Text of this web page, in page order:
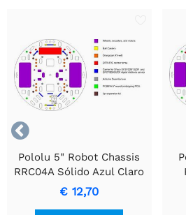

Pololu 5" Robot Chassis
RRC04A Sólido Azul Claro
€ 12,70